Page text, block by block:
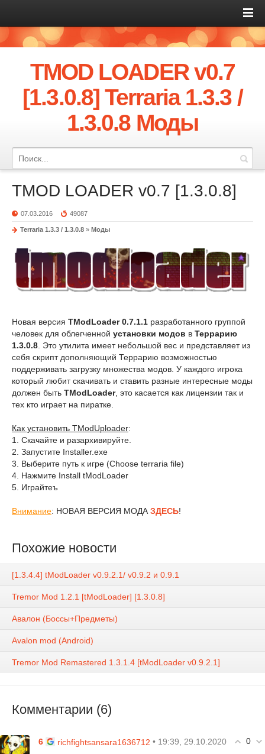
TMOD LOADER v0.7
[1.3.0.8] Terraria 1.3.3 /
1.3.0.8 Моды
TMOD LOADER v0.7 [1.3.0.8]
07.03.2016 49087
Terraria 1.3.3 / 1.3.0.8 » Моды
Новая версия TModLoader 0.7.1.1 разработанного группой
человек для облегченной установки модов в Террарию
1.3.0.8 . Это утилита имеет небольшой вес и представляет из
себя скрипт дополняющий Террарию возможностью
поддерживать загрузку множества модов. У каждого игрока
который любит скачивать и ставить разные интересные моды
должен быть TModLoader, это касается как лицензии так и
тех кто играет на пиратке.
Как установить TModUploader:
1. Скачайте и разархивируйте.
2. Запустите Installer.exe
3. Выберите путь к игре (Choose terraria file)
4. Нажмите Install tModLoader
5. Играйтеъ
Внимание: НОВАЯ ВЕРСИЯ МОДА ЗДЕСЬ!
Похожие новости
[1.3.4.4] tModLoader v0.9.2.1/ v0.9.2 и 0.9.1
Tremor Mod 1.2.1 [tModLoader] [1.3.0.8]
Авалон (Боссы+Предметы)
Avalon mod (Android)
Tremor Mod Remastered 1.3.1.4 [tModLoader v0.9.2.1]
Комментарии (6)
0
6 richfightsansara1636712 • 19:39, 29.10.2020